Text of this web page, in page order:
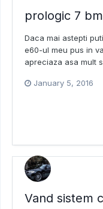
prologic 7
Daca mai astepti
e60-ul meu pus in
apreciaza asa mult
January 5, 2016
Vand sistem